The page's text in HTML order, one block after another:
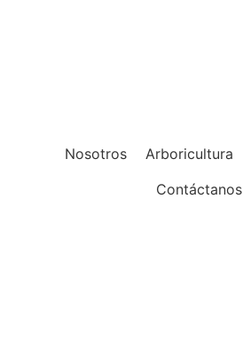
Nosotros Arboricultura
Contáctanos